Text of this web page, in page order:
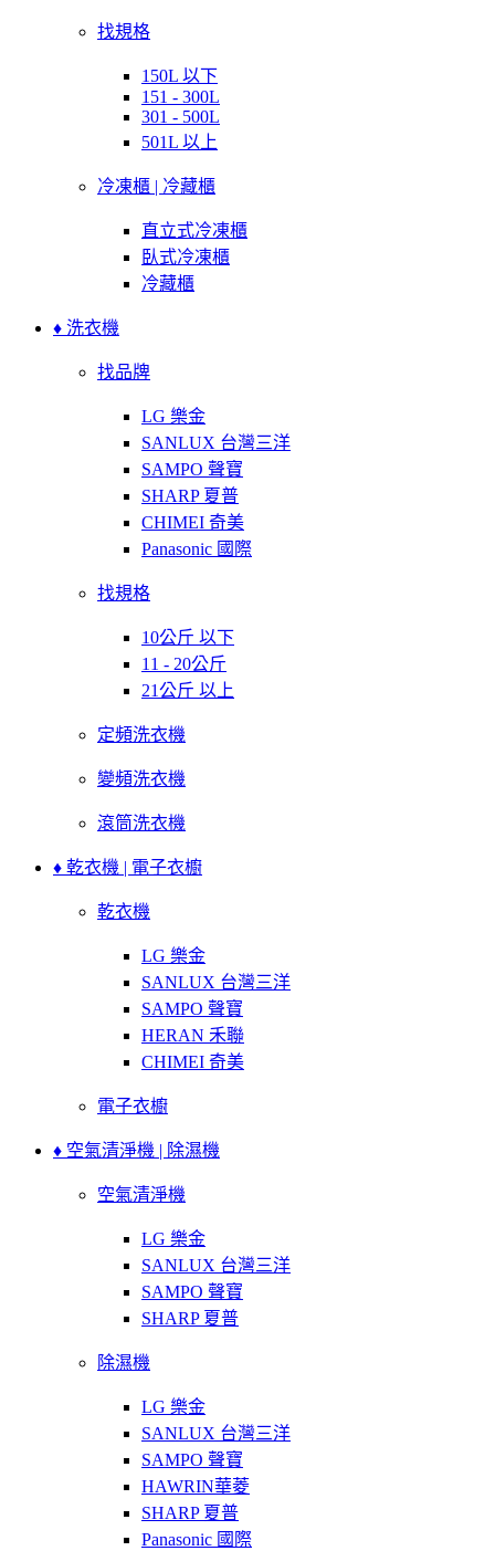
找規格
150L 以下
151 - 300L
301 - 500L
501L 以上
冷凍櫃 | 冷藏櫃
直立式冷凍櫃
臥式冷凍櫃
冷藏櫃
♦ 洗衣機
找品牌
LG 樂金
SANLUX 台灣三洋
SAMPO 聲寶
SHARP 夏普
CHIMEI 奇美
Panasonic 國際
找規格
10公斤 以下
11 - 20公斤
21公斤 以上
定頻洗衣機
變頻洗衣機
滾筒洗衣機
♦ 乾衣機 | 電子衣櫥
乾衣機
LG 樂金
SANLUX 台灣三洋
SAMPO 聲寶
HERAN 禾聯
CHIMEI 奇美
電子衣櫥
♦ 空氣清淨機 | 除濕機
空氣清淨機
LG 樂金
SANLUX 台灣三洋
SAMPO 聲寶
SHARP 夏普
除濕機
LG 樂金
SANLUX 台灣三洋
SAMPO 聲寶
HAWRIN華菱
SHARP 夏普
Panasonic 國際